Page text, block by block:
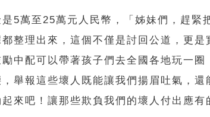
5萬至25萬元人民幣，「姊妹們，趕緊
整理出來，這個不僅是討回公道，更是
中配可以帶著孩子們去全國各地玩一圈
舉報這些壞人既能讓我們揚眉吐氣，還
來吧！讓那些欺負我們的壞人付出應有